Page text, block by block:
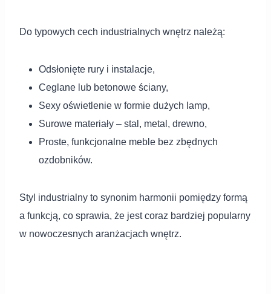
Do typowych cech industrialnych wnętrz należą:
Odsłonięte rury i instalacje,
Ceglane lub betonowe ściany,
Sexy oświetlenie w formie dużych lamp,
Surowe materiały – stal, metal, drewno,
Proste, funkcjonalne meble bez zbędnych
ozdobników.
Styl industrialny to synonim harmonii pomiędzy formą
a funkcją, co sprawia, że jest coraz bardziej popularny
w nowoczesnych aranżacjach wnętrz.